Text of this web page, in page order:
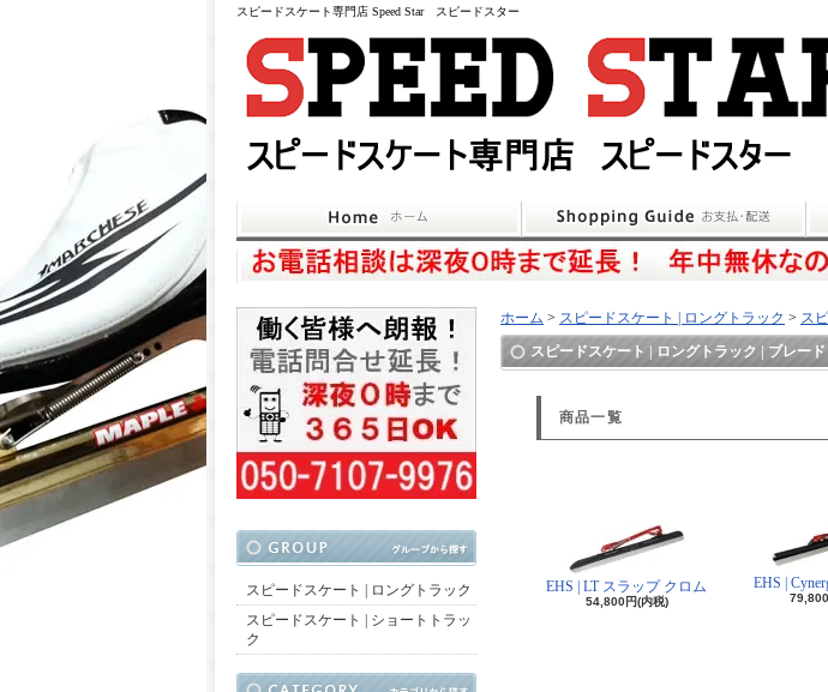
スピードスケート専門店 Speed Star スピードスター
スピードスケート | ロングトラック
スピードスケート | ショートトラッ
ク
ホーム > スピードスケート | ロングトラック > ス
スピードスケート | ロングトラック | ブレード
商品一覧
EHS | LT スラップ クロム
54,800円(内税)
EHS |